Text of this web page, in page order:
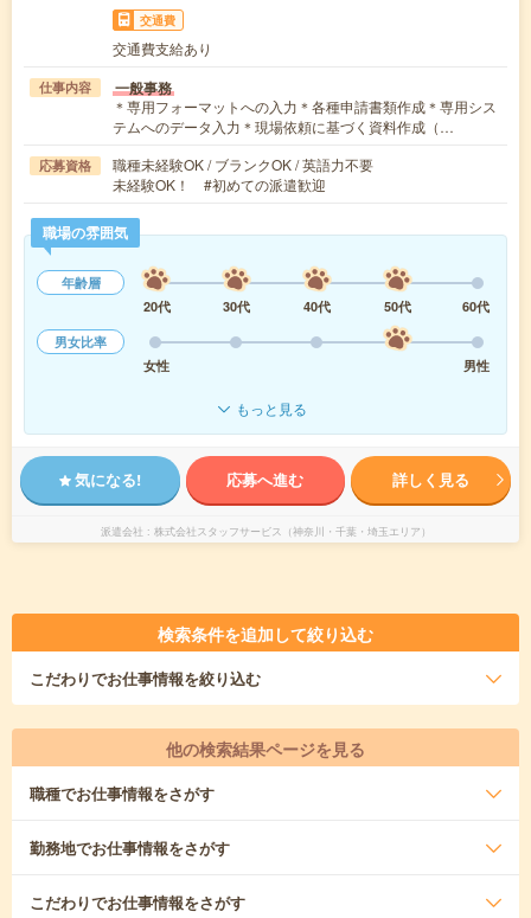
交通費
交通費支給あり
仕事内容 一般事務
＊専用フォーマットへの入力＊各種申請書類作成＊専用シス
テムへのデータ入力＊現場依頼に基づく資料作成（…
応募資格
職種未経験OK / ブランクOK / 英語力不要
未経験OK！ #初めての派遣歓迎
職場の雰囲気
年齢層
20代
30代 40代 50代
60代
男女比率
女性
男性
もっと見る
気になる! 応募へ進む 詳しく見る
派遣会社 株式会社スタッフサービス（神奈川・千葉・埼玉エリア）
検索条件を追加して絞り込む
こだわりでお仕事情報を絞り込む
他の検索結果ページを見る
職種でお仕事情報をさがす
勤務地でお仕事情報をさがす
こだわりでお仕事情報をさがす